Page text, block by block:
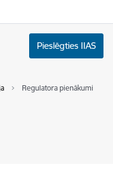
Pieslēgties IIAS
Regulatora pienākumi